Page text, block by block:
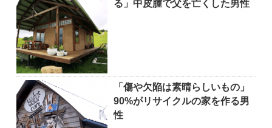
る」中皮腫で父を亡くした男性
「傷や欠陥は素晴らしいもの」
90%がリサイクルの家を作る男
性